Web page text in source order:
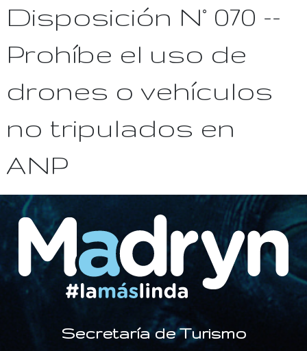
Disposición N° 070 --
Prohíbe el uso de
drones o vehículos
no tripulados en
ANP
Secretaría de Turismo